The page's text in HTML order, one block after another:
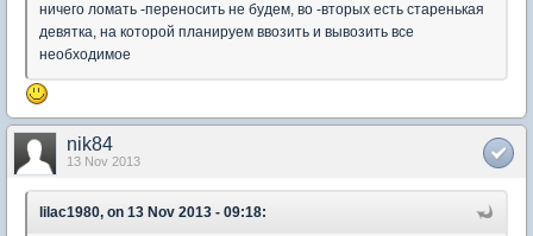
ничего ломать -переносить не будем, во -вторых есть старенькая
девятка, на которой планируем ввозить и вывозить все
необходимое
nik84
13 Nov 2013
lilac1980, on 13 Nov 2013 - 09:18: